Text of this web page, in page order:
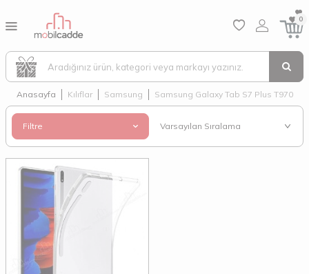
0
Anasayfa Kılıflar Samsung Samsung Galaxy Tab S7 Plus T970
Filtre